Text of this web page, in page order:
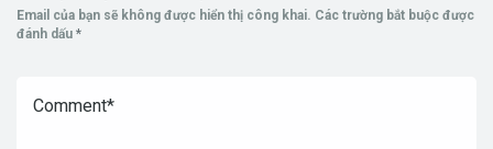
Email của bạn sẽ không được hiển thị công khai. Các trường bắt buộc được
đánh dấu *